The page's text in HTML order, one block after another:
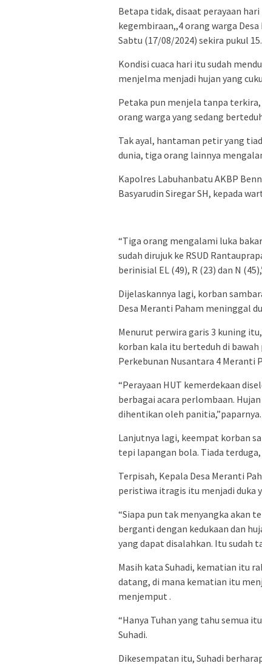
Betapa tidak, disaat perayaan
kegembiraan,,4 orang warga
Sabtu (17/08/2024) sekira pukul
Kondisi cuaca hari itu sudah
menjelma menjadi hujan yang
Petaka pun menjela tanpa
orang warga yang sedang
Tak ayal, hantaman petir yang
dunia, tiga orang lainnya
Kapolres Labuhanbatu AKBP
Basyarudin Siregar SH, kepada
“Tiga orang mengalami luka
sudah dirujuk ke RSUD
berinisial EL (49), R (23) dan N
Dijelaskannya lagi, korban
Desa Meranti Paham meninggal
Menurut perwira garis 3 kuning
korban kala itu berteduh di
Perkebunan Nusantara 4 Meranti
“Perayaan HUT kemerdekaan
berbagai acara perlombaan.
dihentikan oleh panitia,”paparnya.
Lanjutnya lagi, keempat korban
tepi lapangan bola. Tiada
Terpisah, Kepala Desa Meranti
peristiwa itragis itu menjadi duka
“Siapa pun tak menyangka akan
berganti dengan kedukaan dan
yang dapat disalahkan. Itu sudah
Masih kata Suhadi, kematian itu
datang, di mana kematian itu
menjemput .
“Hanya Tuhan yang tahu semua
Suhadi.
Dikesempatan itu, Suhadi